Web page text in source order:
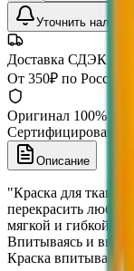
Уточнить наличие
Доставка СДЭК
От 350₽ по России
Оригинал 100%
Описание
"Краска для ткани
перекрасить любое
мягкой и гибкой,
Впитываясь и
Краска